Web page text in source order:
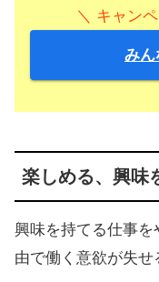
＼ キャン
みん
楽しめる、興味
興味を持てる仕事
由で働く意欲が失せ